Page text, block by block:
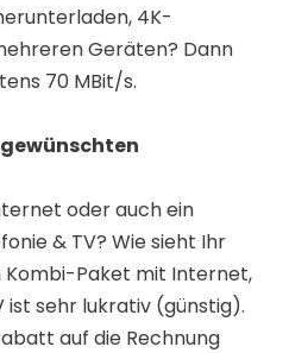
4K-
Geräten? Dann
70 MBit/s.
oder auch ein
& TV? Wie sieht Ihr
Kombi-Paket mit Internet,
ist sehr lukrativ (günstig).
auf die Rechnung